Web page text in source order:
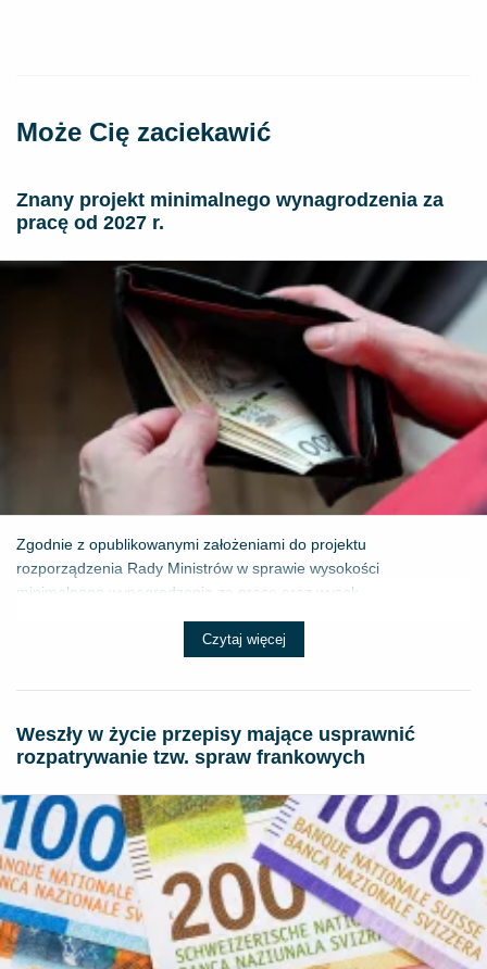
Może Cię zaciekawić
Znany projekt minimalnego wynagrodzenia za
pracę od 2027 r.
Zgodnie z opublikowanymi założeniami do projektu
rozporządzenia Rady Ministrów w sprawie wysokości
minimalnego wynagrodzenia za pracę oraz wysok...
Czytaj więcej
Weszły w życie przepisy mające usprawnić
rozpatrywanie tzw. spraw frankowych